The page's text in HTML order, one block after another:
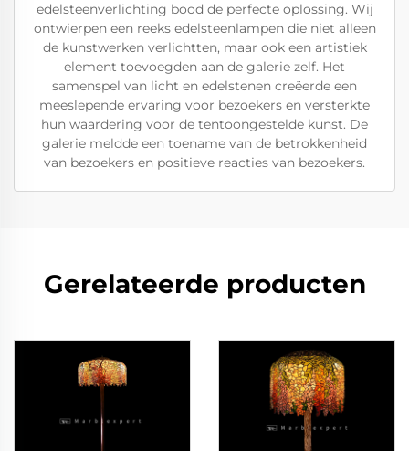
edelsteenverlichting bood de perfecte oplossing. Wij
ontwierpen een reeks edelsteenlampen die niet alleen
de kunstwerken verlichtten, maar ook een artistiek
element toevoegden aan de galerie zelf. Het
samenspel van licht en edelstenen creëerde een
meeslepende ervaring voor bezoekers en versterkte
hun waardering voor de tentoongestelde kunst. De
galerie meldde een toename van de betrokkenheid
van bezoekers en positieve reacties van bezoekers.
Gerelateerde producten